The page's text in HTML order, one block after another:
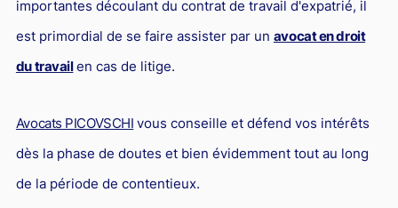
importantes découlant du contrat de travail d'expatrié, il
est primordial de se faire assister par un avocat en droit
du travailen cas de litige.
Avocats PICOVSCHI vous conseille et défend vos intérêts
dès la phase de doutes et bien évidemment tout au long
de la période de contentieux.